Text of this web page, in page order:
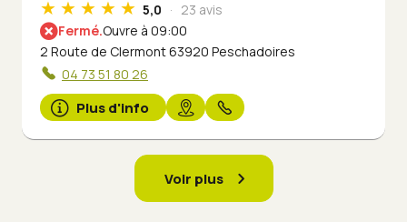
5,0
23 avis
Fermé.Ouvre à 09:00
2 Route de Clermont 63920 Peschadoires
04 73 51 80 26
Plus d'info
Voir plus